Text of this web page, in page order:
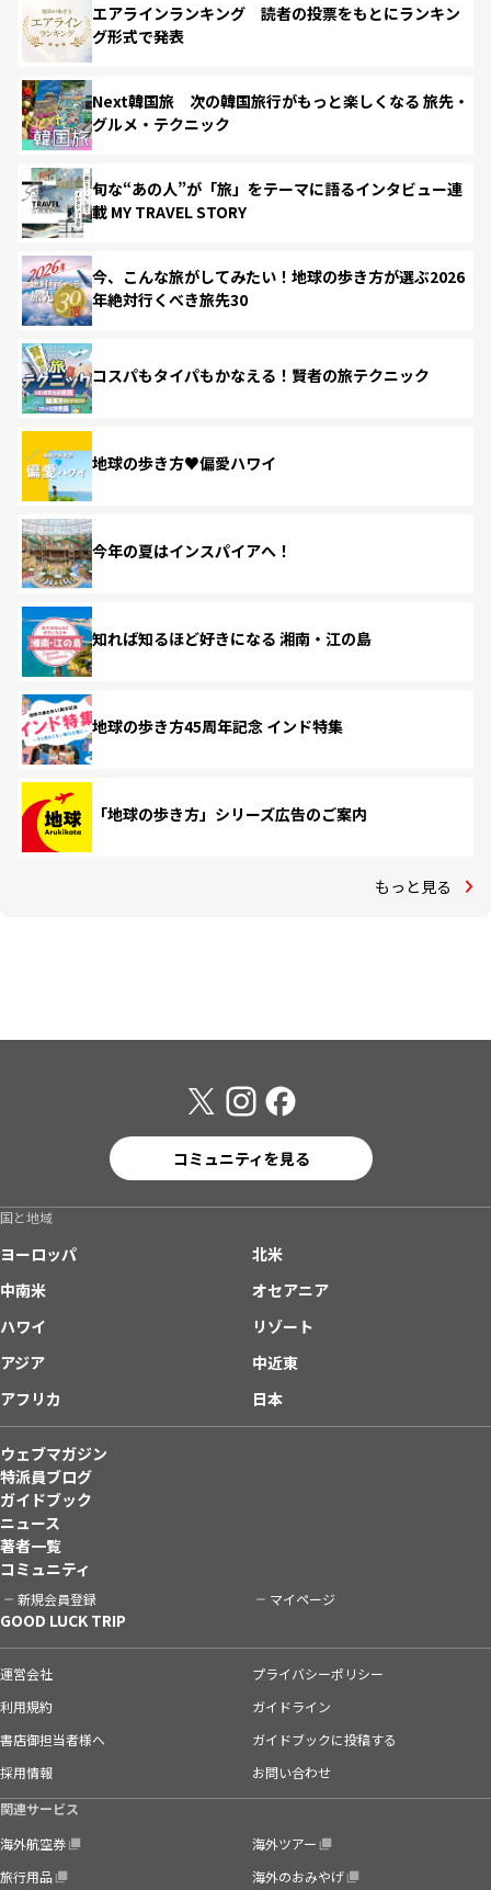
エアラインランキング 読者の投票をもとにランキン
グ形式で発表
Next韓国旅 次の韓国旅行がもっと楽しくなる 旅先・
グルメ・テクニック
旬な“あの人”が「旅」をテーマに語るインタビュー連
載 MY TRAVEL STORY
今、こんな旅がしてみたい！地球の歩き方が選ぶ2026
年絶対行くべき旅先30
コスパもタイパもかなえる！賢者の旅テクニック
地球の歩き方♥偏愛ハワイ
今年の夏はインスパイアへ！
知れば知るほど好きになる 湘南・江の島
地球の歩き方45周年記念 インド特集
「地球の歩き方」シリーズ広告のご案内
もっと見る
コミュニティを見る
国と地域
ヨーロッパ
北米
中南米
オセアニア
ハワイ
リゾート
アジア
中近東
アフリカ
日本
ウェブマガジン
特派員ブログ
ガイドブック
ニュース
著者一覧
コミュニティ
新規会員登録 マイページ
GOOD LUCK TRIP
運営会社
プライバシーポリシー
利用規約
ガイドライン
書店御担当者様へ
ガイドブックに投稿する
採用情報
お問い合わせ
関連サービス
海外航空券
海外ツアー
旅行用品
海外のおみやげ